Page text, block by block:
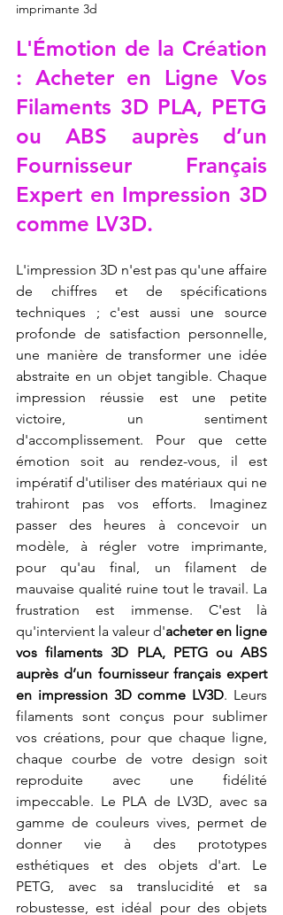
imprimante 3d
L'Émotion de la Création
: Acheter en Ligne Vos
Filaments 3D PLA, PETG
ou ABS auprès d’un
Fournisseur Français
Expert en Impression 3D
comme LV3D.
L'impression 3D n'est pas qu'une affaire
de chiffres et de spécifications
techniques ; c'est aussi une source
profonde de satisfaction personnelle,
une manière de transformer une idée
abstraite en un objet tangible. Chaque
impression réussie est une petite
victoire, un sentiment
d'accomplissement. Pour que cette
émotion soit au rendez-vous, il est
impératif d'utiliser des matériaux qui ne
trahiront pas vos efforts. Imaginez
passer des heures à concevoir un
modèle, à régler votre imprimante,
pour qu'au final, un filament de
mauvaise qualité ruine tout le travail. La
frustration est immense. C'est là
qu'intervient la valeur d'acheter en ligne
vos filaments 3D PLA, PETG ou ABS
auprès d’un fournisseur français expert
en impression 3D comme LV3D. Leurs
filaments sont conçus pour sublimer
vos créations, pour que chaque ligne,
chaque courbe de votre design soit
reproduite avec une fidélité
impeccable. Le PLA de LV3D, avec sa
gamme de couleurs vives, permet de
donner vie à des prototypes
esthétiques et des objets d'art. Le
PETG, avec sa translucidité et sa
robustesse, est idéal pour des objets